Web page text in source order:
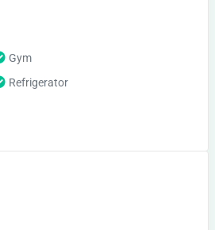
Gym
Refrigerator